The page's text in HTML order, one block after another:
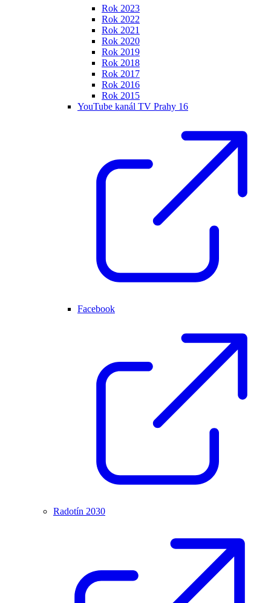
Rok 2023
Rok 2022
Rok 2021
Rok 2020
Rok 2019
Rok 2018
Rok 2017
Rok 2016
Rok 2015
YouTube kanál TV Prahy 16
Facebook
Radotín 2030